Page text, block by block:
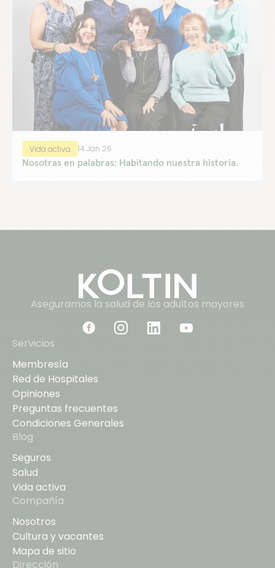
Vida activa 14 Jan 26
Nosotras en palabras: Habitando nuestra historia.
Aseguramos la salud de los adultos mayores
Servicios
Membresía
Red de Hospitales
Opiniones
Preguntas frecuentes
Condiciones Generales
Blog
Seguros
Salud
Vida activa
Compañía
Nosotros
Cultura y vacantes
Mapa de sitio
Dirección